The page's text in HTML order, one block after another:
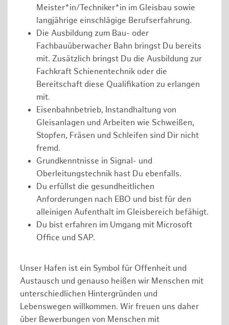
Meister*in/Techniker*in im Gleisbau sowie
langjährige einschlägige Berufserfahrung.
Die Ausbildung zum Bau- oder
Fachbauüberwacher Bahn bringst Du bereits
mit. Zusätzlich bringst Du die Ausbildung zur
Fachkraft Schienentechnik oder die
Bereitschaft diese Qualifikation zu erlangen
mit.
Eisenbahnbetrieb, Instandhaltung von
Gleisanlagen und Arbeiten wie Schweißen,
Stopfen, Fräsen und Schleifen sind Dir nicht
fremd.
Grundkenntnisse in Signal- und
Oberleitungstechnik hast Du ebenfalls.
Du erfüllst die gesundheitlichen
Anforderungen nach EBO und bist für den
alleinigen Aufenthalt im Gleisbereich befähigt.
Du bist erfahren im Umgang mit Microsoft
Office und SAP.
Unser Hafen ist ein Symbol für Offenheit und
Austausch und genauso heißen wir Menschen mit
unterschiedlichen Hintergründen und
Lebenswegen willkommen. Wir freuen uns daher
über Bewerbungen von Menschen mit